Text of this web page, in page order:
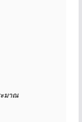
ะมาณ